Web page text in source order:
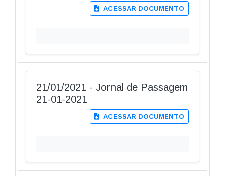
ACESSAR DOCUMENTO
21/01/2021 - Jornal de Passagem
21-01-2021
ACESSAR DOCUMENTO